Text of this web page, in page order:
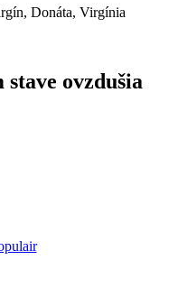
Donáta, Virgínia
ovzdušia